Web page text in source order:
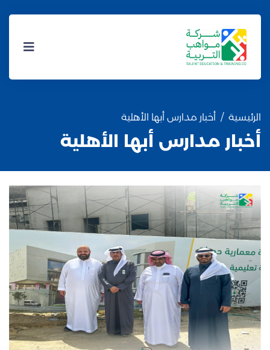
الرئيسية أخبار مدارس أبها الأهلية
أخبار مدارس أبها الأهلية